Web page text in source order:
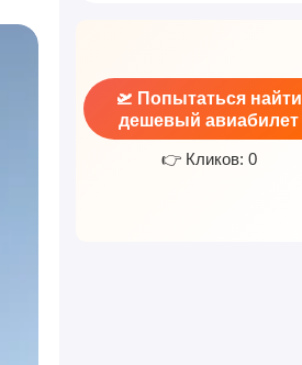
🛫 Попытаться найти
дешевый авиабилет
👉 Кликов: 0